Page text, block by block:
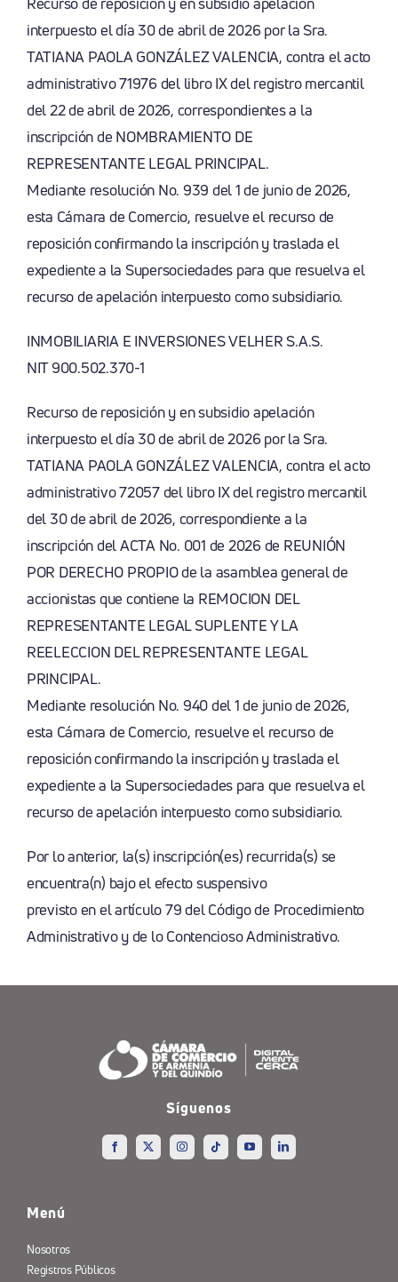
interpuesto el día 30 de abril de 2026 por la Sra.
TATIANA PAOLA GONZÁLEZ VALENCIA, contra el acto
administrativo 71976 del libro IX del registro mercantil
del 22 de abril de 2026, correspondientes a la
inscripción de NOMBRAMIENTO DE
REPRESENTANTE LEGAL PRINCIPAL.
Mediante resolución No. 939 del 1 de junio de 2026,
esta Cámara de Comercio, resuelve el recurso de
reposición confirmando la inscripción y traslada el
expediente a la Supersociedades para que resuelva el
recurso de apelación interpuesto como subsidiario.
INMOBILIARIA E INVERSIONES VELHER S.A.S.
NIT 900.502.370-1
Recurso de reposición y en subsidio apelación
interpuesto el día 30 de abril de 2026 por la Sra.
TATIANA PAOLA GONZÁLEZ VALENCIA, contra el acto
administrativo 72057 del libro IX del registro mercantil
del 30 de abril de 2026, correspondiente a la
inscripción del ACTA No. 001 de 2026 de REUNIÓN
POR DERECHO PROPIO de la asamblea general de
accionistas que contiene la REMOCION DEL
REPRESENTANTE LEGAL SUPLENTE Y LA
REELECCION DEL REPRESENTANTE LEGAL
PRINCIPAL.
Mediante resolución No. 940 del 1 de junio de 2026,
esta Cámara de Comercio, resuelve el recurso de
reposición confirmando la inscripción y traslada el
expediente a la Supersociedades para que resuelva el
recurso de apelación interpuesto como subsidiario.
Por lo anterior, la(s) inscripción(es) recurrida(s) se
encuentra(n) bajo el efecto suspensivo
previsto en el artículo 79 del Código de Procedimiento
Administrativo y de lo Contencioso Administrativo.
Síguenos
Menú
Nosotros
Registros Públicos